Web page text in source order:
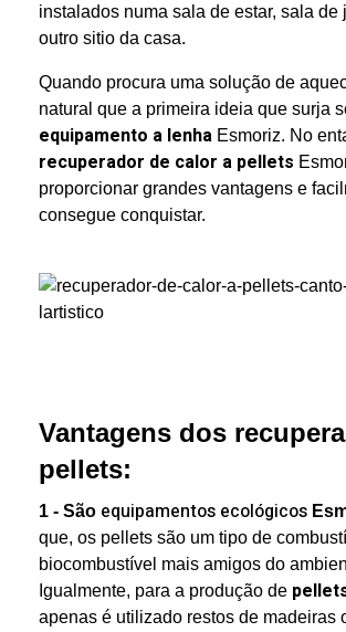
instalados numa sala de estar, sala de
outro sitio da casa.
Quando procura uma solução de
natural que a primeira ideia que surja
equipamento a lenha Esmoriz. No
recuperador de calor a pellets
proporcionar grandes vantagens e
consegue conquistar.
Vantagens dos
pellets:
1 - São equipamentos ecológicos
que, os pellets são um tipo de
biocombustível mais amigos do
Igualmente, para a produção de
apenas é utilizado restos de madeiras